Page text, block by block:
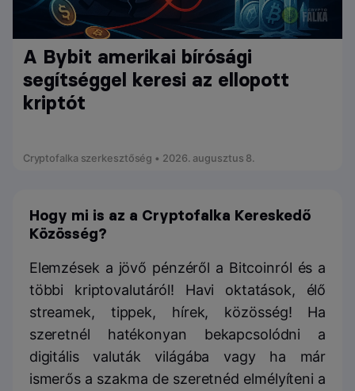
A Bybit amerikai bírósági
segítséggel keresi az ellopott
kriptót
Cryptofalka szerkesztőség • 2026. augusztus 8.
Hogy mi is az a Cryptofalka Kereskedő
Közösség?
Elemzések a jövő pénzéről a Bitcoinról és a
többi kriptovalutáról! Havi oktatások, élő
streamek, tippek, hírek, közösség! Ha
szeretnél hatékonyan bekapcsolódni a
digitális valuták világába vagy ha már
ismerős a szakma de szeretnéd elmélyíteni a